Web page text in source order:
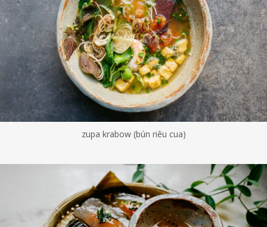
zupa krabow (bún riêu cua)